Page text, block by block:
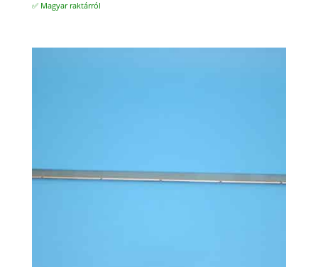
✅ Magyar raktárról